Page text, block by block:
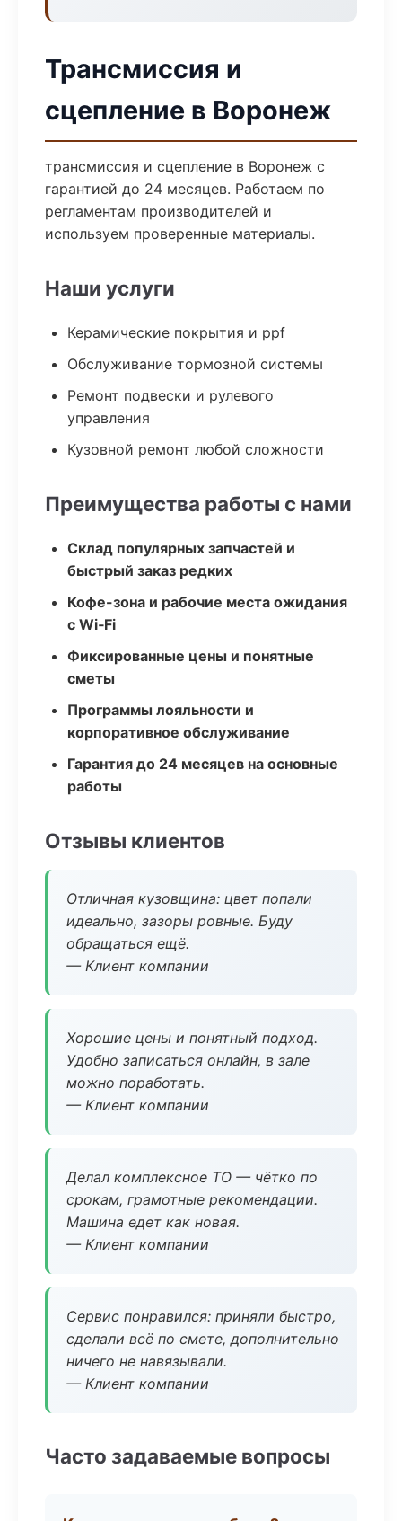
Трансмиссия и
сцепление в Воронеж
трансмиссия и сцепление в Воронеж с
гарантией до 24 месяцев. Работаем по
регламентам производителей и
используем проверенные материалы.
Наши услуги
Керамические покрытия и ppf
Обслуживание тормозной системы
Ремонт подвески и рулевого
управления
Кузовной ремонт любой сложности
Преимущества работы с нами
Склад популярных запчастей и
быстрый заказ редких
Кофе-зона и рабочие места ожидания
с Wi‑Fi
Фиксированные цены и понятные
сметы
Программы лояльности и
корпоративное обслуживание
Гарантия до 24 месяцев на основные
работы
Отзывы клиентов
Отличная кузовщина: цвет попали
идеально, зазоры ровные. Буду
обращаться ещё.
— Клиент компании
Хорошие цены и понятный подход.
Удобно записаться онлайн, в зале
можно поработать.
— Клиент компании
Делал комплексное ТО — чётко по
срокам, грамотные рекомендации.
Машина едет как новая.
— Клиент компании
Сервис понравился: приняли быстро,
сделали всё по смете, дополнительно
ничего не навязывали.
— Клиент компании
Часто задаваемые вопросы